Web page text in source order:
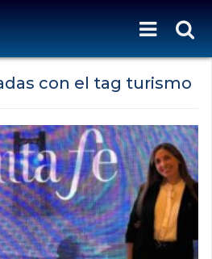
con el tag turismo